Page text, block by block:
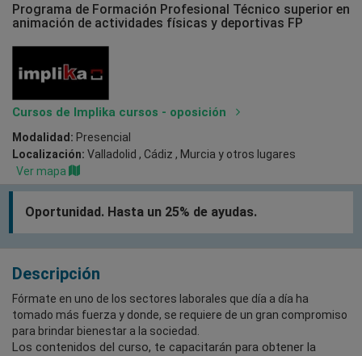
Programa de Formación Profesional Técnico superior en
animación de actividades físicas y deportivas FP
Cursos de Implika cursos - oposición
Modalidad: Presencial
Localización: Valladolid , Cádiz , Murcia y otros lugares
Ver mapa
Oportunidad. Hasta un 25% de ayudas.
Descripción
Fórmate en uno de los sectores laborales que día a día ha
tomado más fuerza y donde, se requiere de un gran compromiso
para brindar bienestar a la sociedad.
Los contenidos del curso, te capacitarán para obtener la